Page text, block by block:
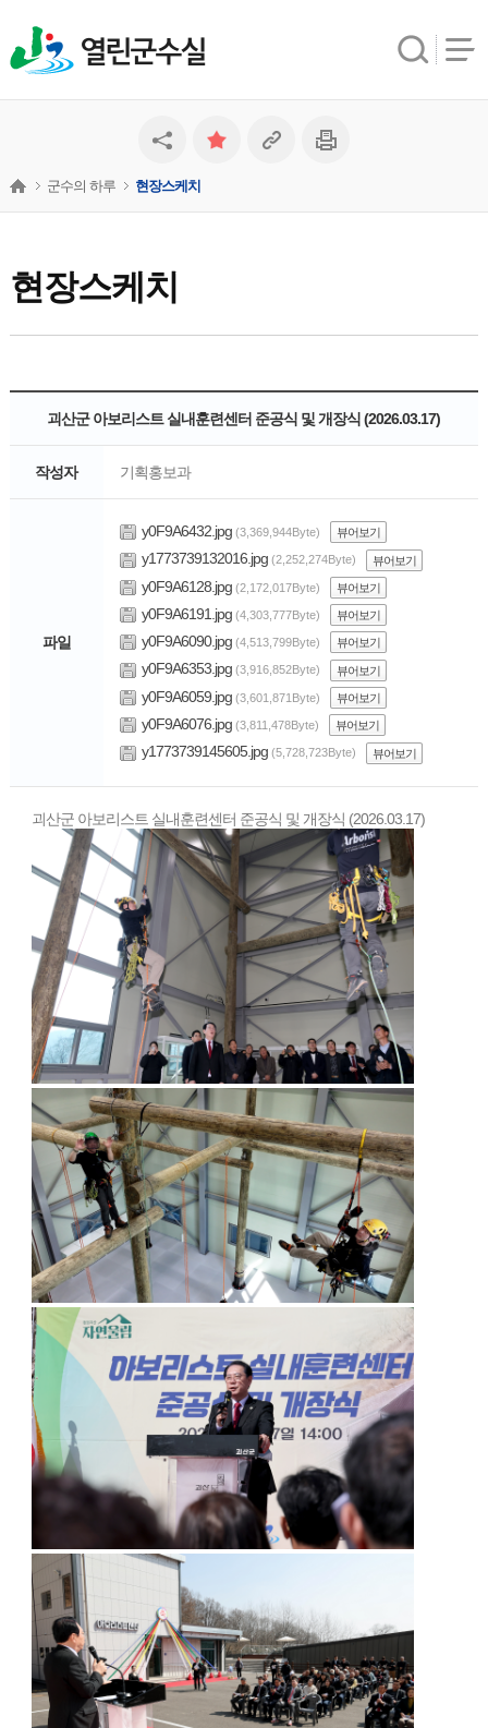
열린군수실
현장스케치
군수의 하루 현장스케치
괴산군 아보리스트 실내훈련센터 준공식 및 개장식 (2026.03.17)
작성자 기획홍보과
파일
y0F9A6432.jpg (3,369,944Byte) 뷰어보기
y1773739132016.jpg (2,252,274Byte) 뷰어보기
y0F9A6128.jpg (2,172,017Byte) 뷰어보기
y0F9A6191.jpg (4,303,777Byte) 뷰어보기
y0F9A6090.jpg (4,513,799Byte) 뷰어보기
y0F9A6353.jpg (3,916,852Byte) 뷰어보기
y0F9A6059.jpg (3,601,871Byte) 뷰어보기
y0F9A6076.jpg (3,811,478Byte) 뷰어보기
y1773739145605.jpg (5,728,723Byte) 뷰어보기
괴산군 아보리스트 실내훈련센터 준공식 및 개장식 (2026.03.17)